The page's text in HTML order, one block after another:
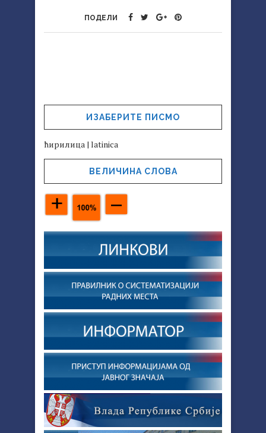
ПОДЕЛИ
ИЗАБЕРИТЕ ПИСМО
ћирилица | latinica
ВЕЛИЧИНА СЛОВА